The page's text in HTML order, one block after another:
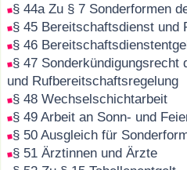
§ 44a Zu § 7 Sonderformen
§ 45 Bereitschaftsdienst und
§ 46
§ 47 Sonderkündigungsrecht
und Rufbereitschaftsregelung
§ 48 Wechselschichtarbeit
§ 49 Arbeit an Sonn- und
§ 50 Ausgleich für
§ 51 Ärztinnen und Ärzte